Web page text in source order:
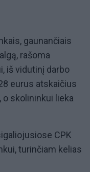
gaunančiais
rašoma
iš vidutinį darbo
eurus atskaičius
skolininkui lieka
CPK
turinčiam kelias